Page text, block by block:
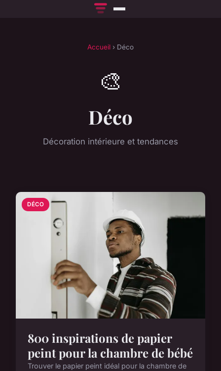
Accueil › Déco
🎨
Déco
Décoration intérieure et tendances
DÉCO
800 inspirations de papier
peint pour la chambre de bébé
Trouver le papier peint idéal pour la chambre de